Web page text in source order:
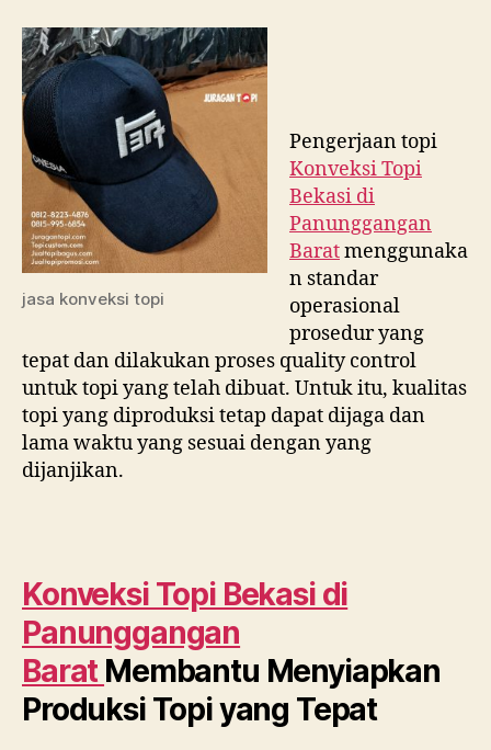
jasa konveksi topi
Pengerjaan topi
Konveksi Topi
Bekasi di
Panunggangan
Baratmenggunaka
n standar
operasional
prosedur yang
tepat dan dilakukan proses quality control
untuk topi yang telah dibuat. Untuk itu, kualitas
topi yang diproduksi tetap dapat dijaga dan
lama waktu yang sesuai dengan yang
dijanjikan.
Konveksi Topi Bekasi di
Panunggangan
Barat Membantu Menyiapkan
Produksi Topi yang Tepat